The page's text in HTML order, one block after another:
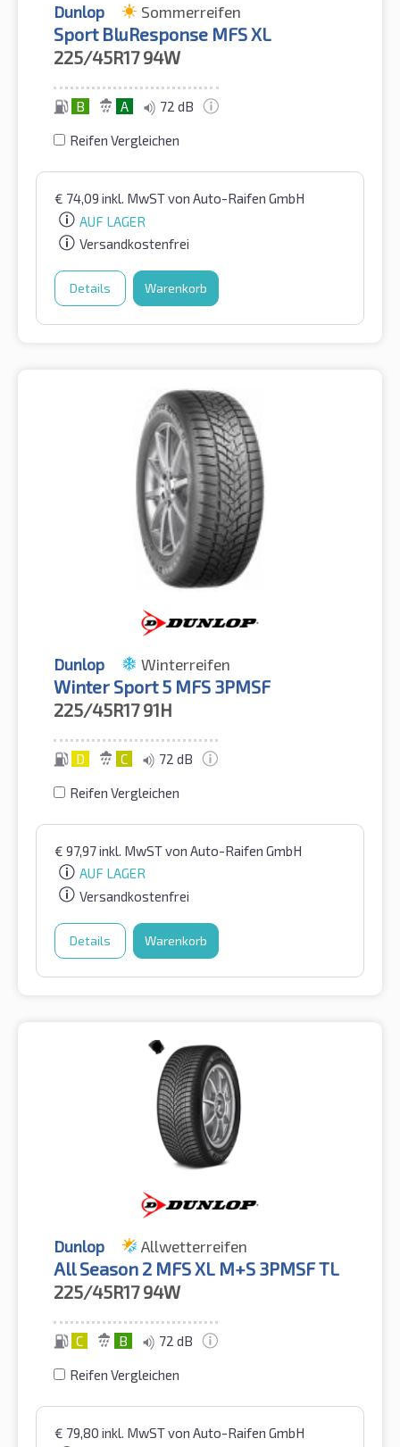
Dunlop Sommerreifen
Sport BluResponse MFS XL
225/45R17 94W
B A 72 dB
Reifen Vergleichen
€ 74,09 inkl. MwSTvon Auto-Raifen GmbH
AUF LAGER
Versandkostenfrei
Details Warenkorb
Dunlop Winterreifen
Winter Sport 5 MFS 3PMSF
225/45R17 91H
D C 72 dB
Reifen Vergleichen
€ 97,97inkl. MwSTvon Auto-Raifen GmbH
AUF LAGER
Versandkostenfrei
Details Warenkorb
Dunlop Allwetterreifen
All Season 2 MFS XL M+S 3PMSF TL
225/45R17 94W
C B 72 dB
Reifen Vergleichen
€ 79,80 inkl. MwSTvon Auto-Raifen GmbH